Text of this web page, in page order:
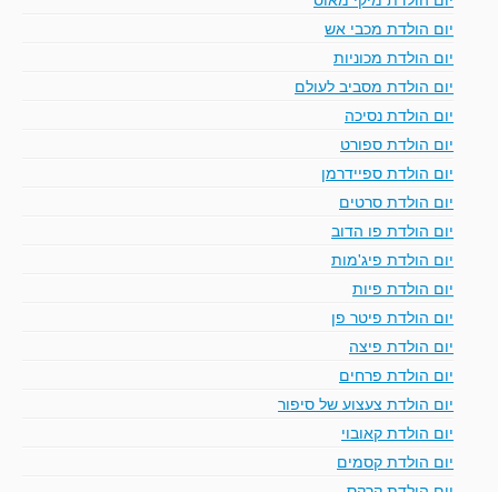
יום הולדת מכבי אש
יום הולדת מכוניות
יום הולדת מסביב לעולם
יום הולדת נסיכה
יום הולדת ספורט
יום הולדת ספיידרמן
יום הולדת סרטים
יום הולדת פו הדוב
יום הולדת פיג'מות
יום הולדת פיות
יום הולדת פיטר פן
יום הולדת פיצה
יום הולדת פרחים
יום הולדת צעצוע של סיפור
יום הולדת קאובוי
יום הולדת קסמים